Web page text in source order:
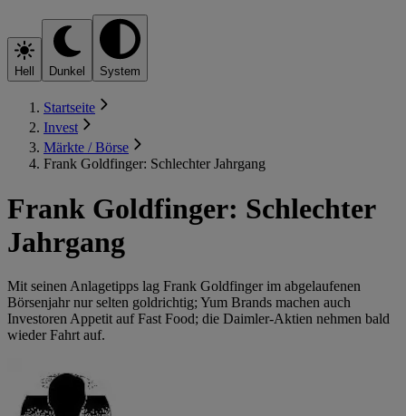
Hell Dunkel System
Startseite
Invest
Märkte / Börse
Frank Goldfinger: Schlechter Jahrgang
Frank Goldfinger: Schlechter
Jahrgang
Mit seinen Anlagetipps lag Frank Goldfinger im abgelaufenen
Börsenjahr nur selten goldrichtig; Yum Brands machen auch
Investoren Appetit auf Fast Food; die Daimler-Aktien nehmen bald
wieder Fahrt auf.